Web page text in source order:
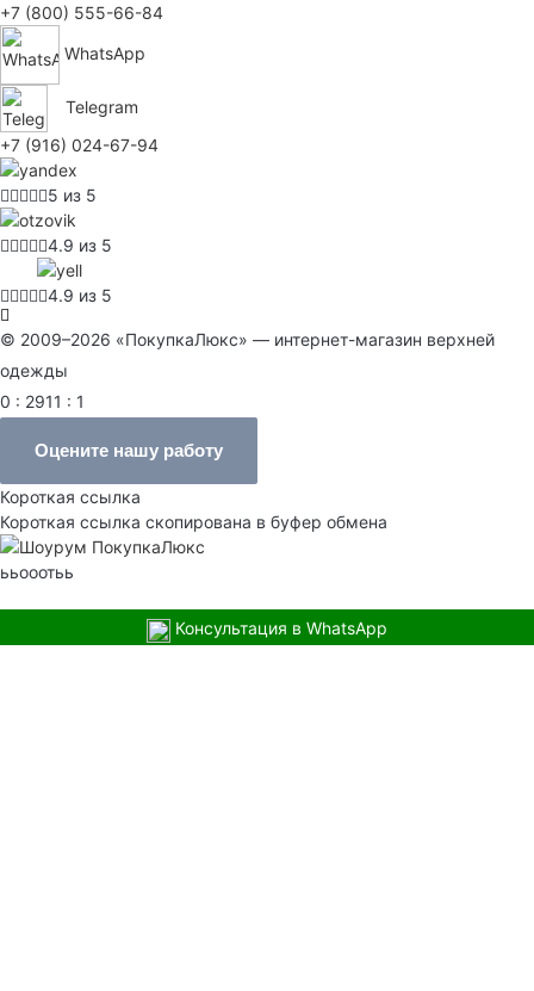
+7 (800) 555-66-84
WhatsApp
Telegram
+7 (916) 024-67-94
5 из 5
4.9 из 5
4.9 из 5
© 2009–2026 «ПокупкаЛюкс» — интернет-магазин верхней
одежды
0 : 2911 : 1
Оцените нашу работу
Короткая ссылка
Короткая ссылка скопирована в буфер обмена
ььооотьь
Консультация в WhatsApp